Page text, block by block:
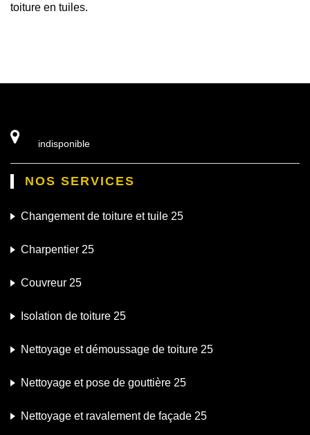
toiture en tuiles.
indisponible
NOS SERVICES
Changement de toiture et tuile 25
Charpentier 25
Couvreur 25
Isolation de toiture 25
Nettoyage et démoussage de toiture 25
Nettoyage et pose de gouttière 25
Nettoyage et ravalement de façade 25